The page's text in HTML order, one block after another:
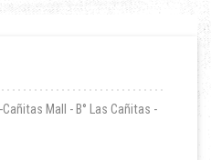
Mall - B° Las Cañitas -